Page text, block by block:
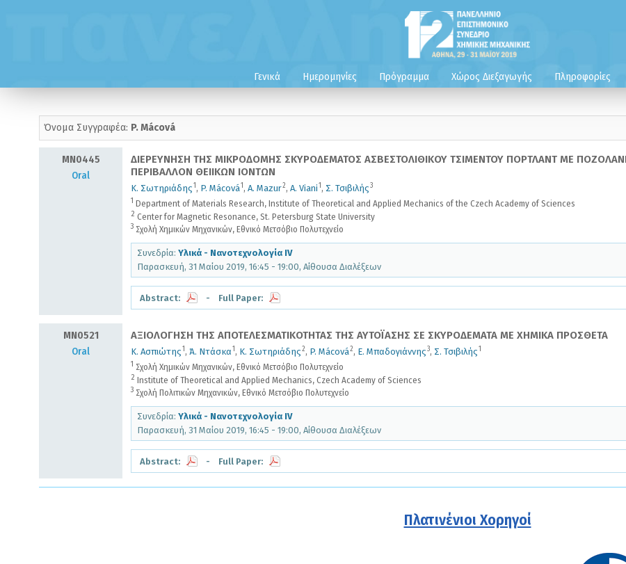
Γενικά Ημερομηνίες Πρόγραμμα Χώρος Διεξαγωγής Πληροφορίες
Όνομα Συγγραφέα: P. Mácová
MN0445
Oral
ΔΙΕΡΕΥΝΗΣΗ ΤΗΣ ΜΙΚΡΟΔΟΜΗΣ ΣΚΥΡΟΔΕΜΑΤΟΣ ΑΣΒΕΣΤΟΛΙΘΙΚΟΥ ΤΣΙΜΕΝΤΟΥ ΠΟΡΤΛΑΝΤ ΜΕ
ΠΕΡΙΒΑΛΛΟΝ ΘΕΙΙΚΩΝ ΙΟΝΤΩΝ
Κ. Σωτηριάδης1 , P. Mácová1 , A. Mazur2, A. Viani1 , Σ. Τσιβιλής3
1 Department of Materials Research, Institute of Theoretical and Applied Mechanics of the Czech Academy of Sciences
2 Center for Magnetic Resonance, St. Petersburg State University
3 Σχολή Χημικών Μηχανικών, Εθνικό Μετσόβιο Πολυτεχνείο
Συνεδρία: Υλικά - Νανοτεχνολογία IV
Παρασκευή, 31 Μαίου 2019, 16:45 - 19:00, Αίθουσα Διαλέξεων
Abstract: - Full Paper:
MN0521
Oral
ΑΞΙΟΛΟΓΗΣΗ ΤΗΣ ΑΠΟΤΕΛΕΣΜΑΤΙΚΟΤΗΤΑΣ ΤΗΣ ΑΥΤΟΪΑΣΗΣ ΣΕ ΣΚΥΡΟΔΕΜΑΤΑ ΜΕ ΧΗΜΙΚΑ ΠΡΟΣΘΕΤΑ
Κ. Ασπιώτης1 , Ά. Ντάσκα1 , Κ. Σωτηριάδης2, P. Mácová2, Ε. Μπαδογιάννης3, Σ. Τσιβιλής1
1 Σχολή Χημικών Μηχανικών, Εθνικό Μετσόβιο Πολυτεχνείο
2 Institute of Theoretical and Applied Mechanics, Czech Academy of Sciences
3 Σχολή Πολιτικών Μηχανικών, Εθνικό Μετσόβιο Πολυτεχνείο
Συνεδρία: Υλικά - Νανοτεχνολογία IV
Παρασκευή, 31 Μαίου 2019, 16:45 - 19:00, Αίθουσα Διαλέξεων
Abstract: - Full Paper:
Πλατινένιοι Χορηγοί